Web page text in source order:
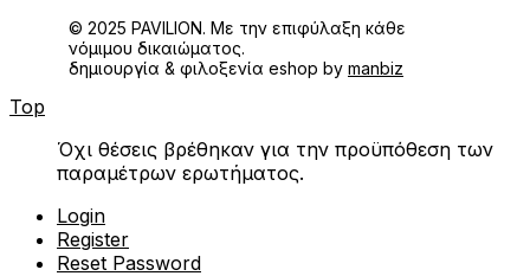
© 2025 PAVILION. Με την επιφύλαξη κάθε
νόμιμου δικαιώματος.
δημιουργία & φιλοξενία eshop by manbiz
Top
Όχι θέσεις βρέθηκαν για την προϋπόθεση των
παραμέτρων ερωτήματος.
Login
Register
Reset Password